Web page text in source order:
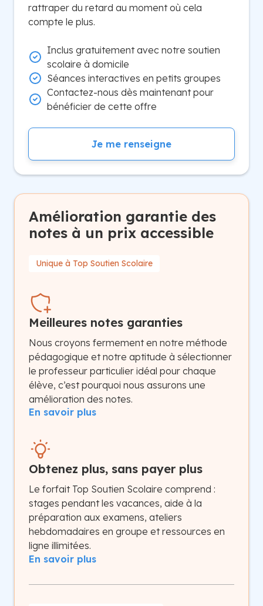
rattraper du retard au moment où cela
compte le plus.
Inclus gratuitement avec notre soutien
scolaire à domicile
Séances interactives en petits groupes
Contactez-nous dès maintenant pour
bénéficier de cette offre
Je me renseigne
Amélioration garantie des
notes à un prix accessible
Unique à Top Soutien Scolaire
Meilleures notes garanties
Nous croyons fermement en notre méthode
pédagogique et notre aptitude à sélectionner
le professeur particulier idéal pour chaque
élève, c’est pourquoi nous assurons une
amélioration des notes.
En savoir plus
Obtenez plus, sans payer plus
Le forfait Top Soutien Scolaire comprend :
stages pendant les vacances, aide à la
préparation aux examens, ateliers
hebdomadaires en groupe et ressources en
ligne illimitées.
En savoir plus